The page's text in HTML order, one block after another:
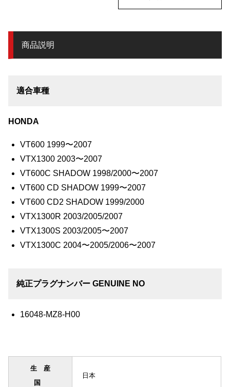
商品説明
適合車種
HONDA
VT600 1999〜2007
VTX1300 2003〜2007
VT600C SHADOW 1998/2000〜2007
VT600 CD SHADOW 1999〜2007
VT600 CD2 SHADOW 1999/2000
VTX1300R 2003/2005/2007
VTX1300S 2003/2005〜2007
VTX1300C 2004〜2005/2006〜2007
純正プラグナンバー GENUINE NO
16048-MZ8-H00
生産
国
日本